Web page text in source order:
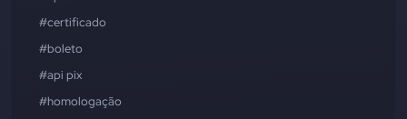
#certificado
#boleto
#api pix
#homologação